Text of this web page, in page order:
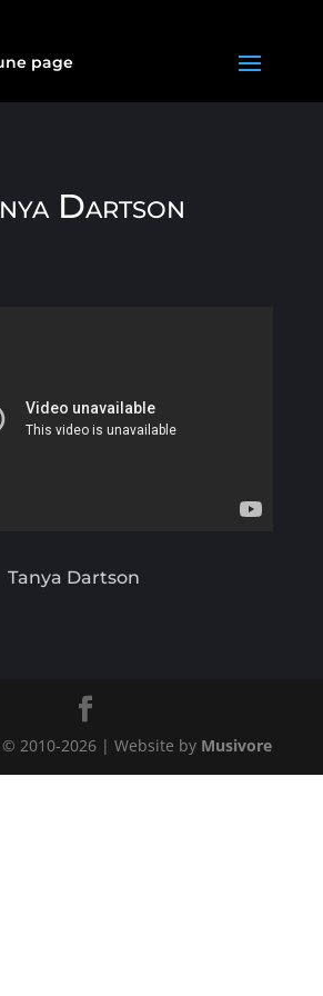
page
Dartson
Tanya Dartson
2010-2026| Website by Musivore